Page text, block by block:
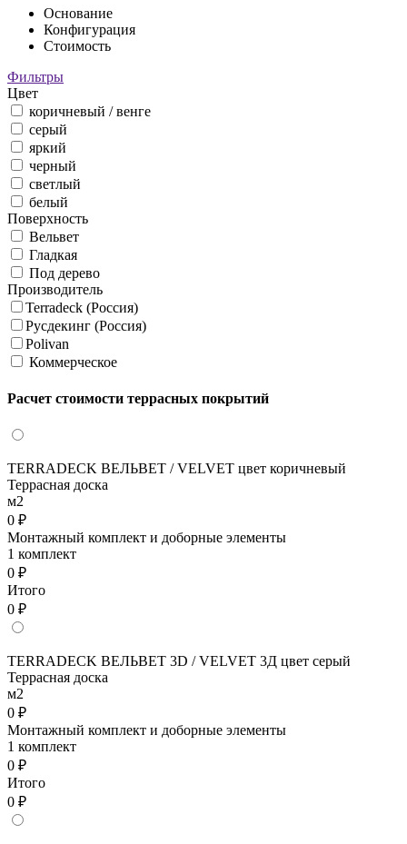
Основание
Конфигурация
Стоимость
Фильтры
Цвет
коричневый / венге
серый
яркий
черный
светлый
белый
Поверхность
Вельвет
Гладкая
Под дерево
Производитель
Terradeck (Россия)
Русдекинг (Россия)
Polivan
Коммерческое
Расчет стоимости террасных покрытий
TERRADECK ВЕЛЬВЕТ / VELVET цвет коричневый
Террасная доска
м2
0 ₽
Монтажный комплект и доборные элементы
1 комплект
0 ₽
Итого
0 ₽
TERRADECK ВЕЛЬВЕТ 3D / VELVET 3Д цвет серый
Террасная доска
м2
0 ₽
Монтажный комплект и доборные элементы
1 комплект
0 ₽
Итого
0 ₽